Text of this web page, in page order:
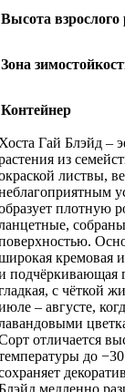
Высота взрослого
Зона
Контейнер
Гай Блэйд –
из
листвы,
плотную
кремовая
подчёркивающая
с чёткой
– августе,
отличается
до
медленно